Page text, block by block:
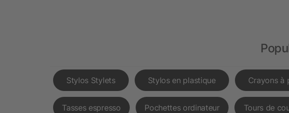
Stylos Stylets Stylos en plastique Crayons à
Tasses espresso Pochettes ordinateur Tours de